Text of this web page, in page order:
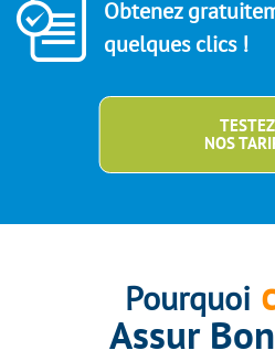
Obtenez
quelques clics !
TESTEZ
NOS
Pourquoi
Assur